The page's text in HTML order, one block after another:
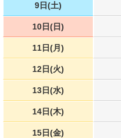
9日(土)
10日(日)
11日(月)
12日(火)
13日(水)
14日(木)
15日(金)